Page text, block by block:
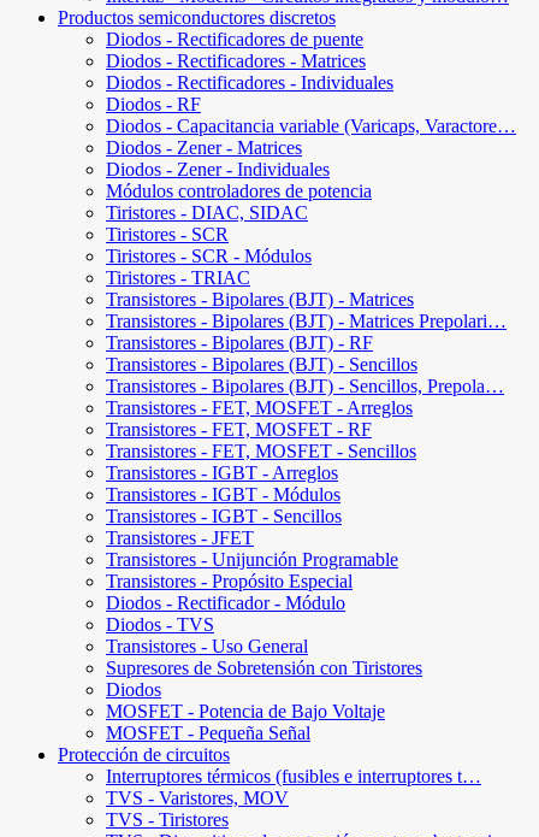
Productos semiconductores discretos
Diodos - Rectificadores de puente
Diodos - Rectificadores - Matrices
Diodos - Rectificadores - Individuales
Diodos - RF
Diodos - Capacitancia variable (Varicaps, Varactore…
Diodos - Zener - Matrices
Diodos - Zener - Individuales
Módulos controladores de potencia
Tiristores - DIAC, SIDAC
Tiristores - SCR
Tiristores - SCR - Módulos
Tiristores - TRIAC
Transistores - Bipolares (BJT) - Matrices
Transistores - Bipolares (BJT) - Matrices Prepolari…
Transistores - Bipolares (BJT) - RF
Transistores - Bipolares (BJT) - Sencillos
Transistores - Bipolares (BJT) - Sencillos, Prepola…
Transistores - FET, MOSFET - Arreglos
Transistores - FET, MOSFET - RF
Transistores - FET, MOSFET - Sencillos
Transistores - IGBT - Arreglos
Transistores - IGBT - Módulos
Transistores - IGBT - Sencillos
Transistores - JFET
Transistores - Unijunción Programable
Transistores - Propósito Especial
Diodos - Rectificador - Módulo
Diodos - TVS
Transistores - Uso General
Supresores de Sobretensión con Tiristores
Diodos
MOSFET - Potencia de Bajo Voltaje
MOSFET - Pequeña Señal
Protección de circuitos
Interruptores térmicos (fusibles e interruptores t…
TVS - Varistores, MOV
TVS - Tiristores